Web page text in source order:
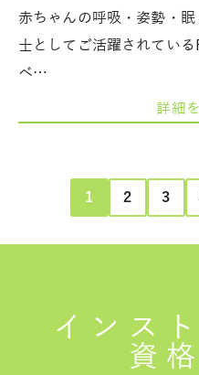
赤ちゃんの呼吸・姿勢・
士としてご活躍されてい
ベ…
詳細
1 2 3
インス
資